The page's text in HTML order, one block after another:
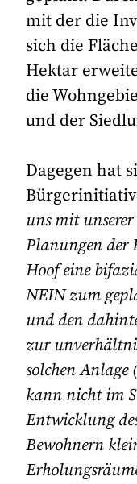
mit der die
sich die
Hektar
die
und der
Dagegen hat
uns mit
Planungen der
Hoof eine
NEIN zum
und den
zur
solchen
kann nicht im
Entwicklung
Bewohnern